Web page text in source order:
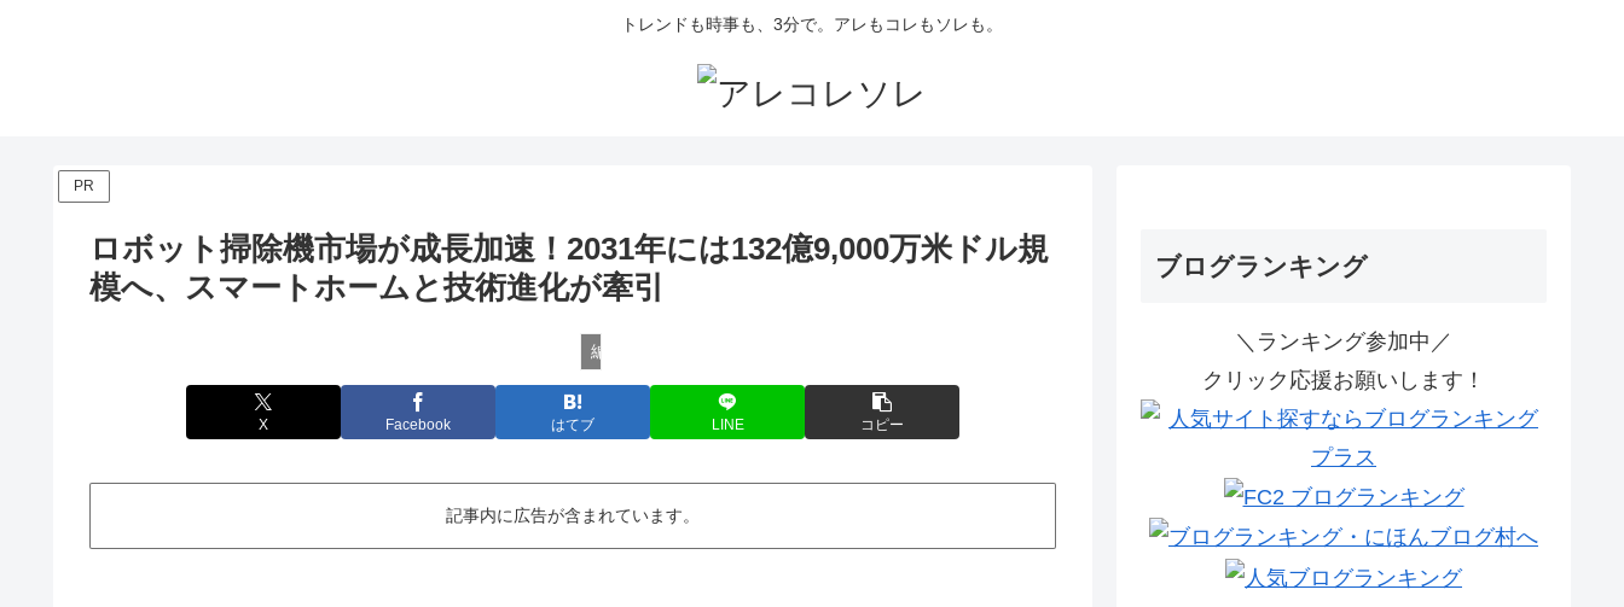
トレンドも時事も、3分で。アレもコレもソレも。
PR
ロボット掃除機市場が成長加速！2031年には132億9,000万米ドル規
模へ、スマートホームと技術進化が牽引
編集長Kensakuの注目ネタ
X Facebook はてブ LINE コピー
記事内に広告が含まれています。
ブログランキング
＼ランキング参加中／
クリック応援お願いします！